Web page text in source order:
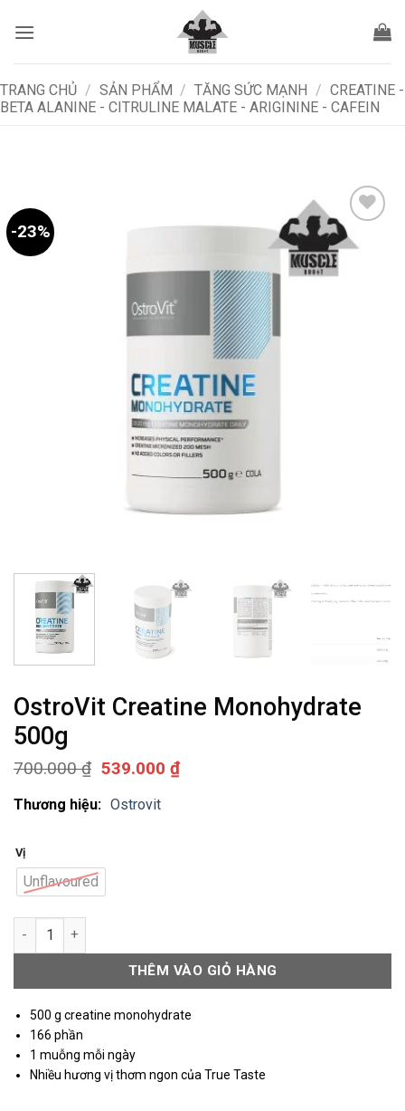
qua
TRANG CHỦ / SẢN PHẨM / TĂNG SỨC MẠNH / CREATINE -
BETA ALANINE - CITRULINE MALATE - ARIGININE - CAFEIN
-23%
Add to
wishlist
OstroVit Creatine Monohydrate
500g
700.000₫ Giá
là:
539.000 ₫Giá
hiện
Thương hiệu: Ostrovit
Vị
Unflavoured
OstroVit Creatine Monohydrate 500g số lượng
THÊM VÀO GIỎ HÀNG
500 g creatine monohydrate
166 phần
1 muỗng mỗi ngày
Nhiều hương vị thơm ngon của True Taste